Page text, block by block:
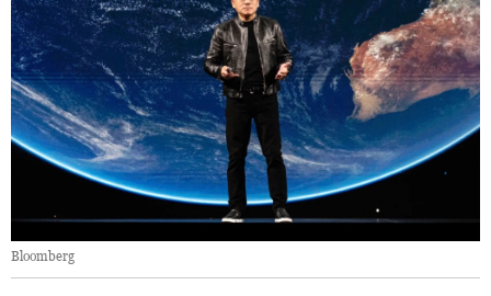
Bloomberg